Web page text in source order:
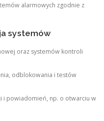
alarmowych zgodnie z
systemów
oraz systemów kontroli
odblokowania i testów
i powiadomień, np. o otwarciu w